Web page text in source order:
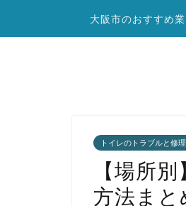
大阪市のおすすめ
トイレのトラブルと修
【場所
方法まと